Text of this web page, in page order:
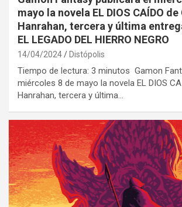
mayo la novela EL DIOS CAÍDO
Hanrahan, tercera y última
EL LEGADO DEL HIERRO NEGRO
14/04/2024 Distópolis
Tiempo de lectura: 3 minutos Gamon
miércoles 8 de mayo la novela EL DIOS
Hanrahan, tercera y última…